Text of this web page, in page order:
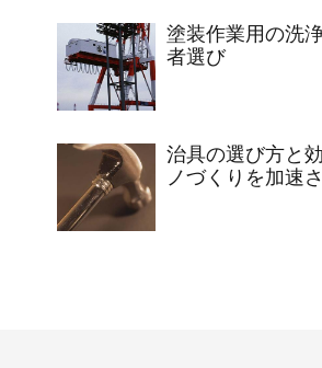
塗装作業用の洗
者選び
治具の選び方と
ノづくりを加速